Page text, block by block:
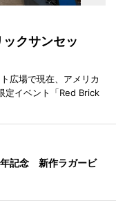
クサンセッ
広場で現在、アメリカ
定イベント「Red Brick
記念 新作ラガービ